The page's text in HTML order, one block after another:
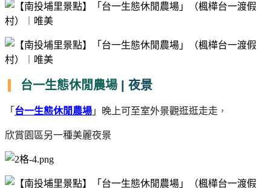
台一生態休閒農場 | 夜景
「 台一生態休閒農場 」晚上可至室外景觀逛逛走走 ，
欣賞園區另一種美麗夜景